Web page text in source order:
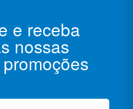
e receba
nossas